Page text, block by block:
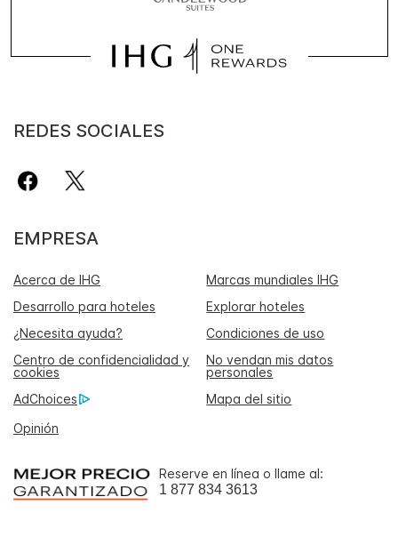
REDES SOCIALES
EMPRESA
Acerca de IHG
Marcas mundiales IHG
Desarrollo para hoteles
Explorar hoteles
¿Necesita ayuda?
Condiciones de uso
Centro de confidencialidad y
cookies
No vendan mis datos
personales
AdChoices
Mapa del sitio
Opinión
Reserve en línea o llame al:
1 877 834 3613